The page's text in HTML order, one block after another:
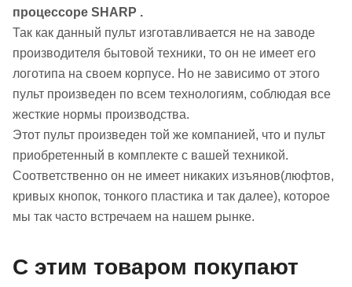
процессоре SHARP .
Так как данный пульт изготавливается не на заводе
производителя бытовой техники, то он не имеет его
логотипа на своем корпусе. Но не зависимо от этого
пульт произведен по всем технологиям, соблюдая все
жесткие нормы производства.
Этот пульт произведен той же компанией, что и пульт
приобретенный в комплекте с вашей техникой.
Соответственно он не имеет никаких изъянов(люфтов,
кривых кнопок, тонкого пластика и так далее), которое
мы так часто встречаем на нашем рынке.
С этим товаром покупают